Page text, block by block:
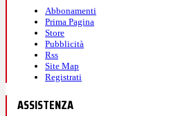
Abbonamenti
Prima Pagina
Store
Pubblicità
Rss
Site Map
Registrati
ASSISTENZA